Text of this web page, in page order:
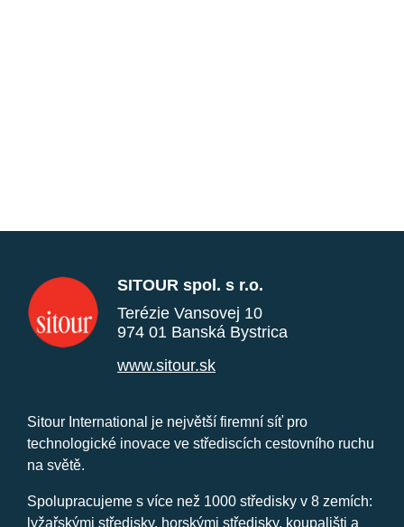
SITOUR spol. s r.o.
Terézie Vansovej 10
974 01 Banská Bystrica
www.sitour.sk
Sitour International je největší firemní síť pro
technologické inovace ve střediscích cestovního ruchu
na světě.
Spolupracujeme s více než 1000 středisky v 8 zemích:
lyžařskými středisky, horskými středisky, koupališti a